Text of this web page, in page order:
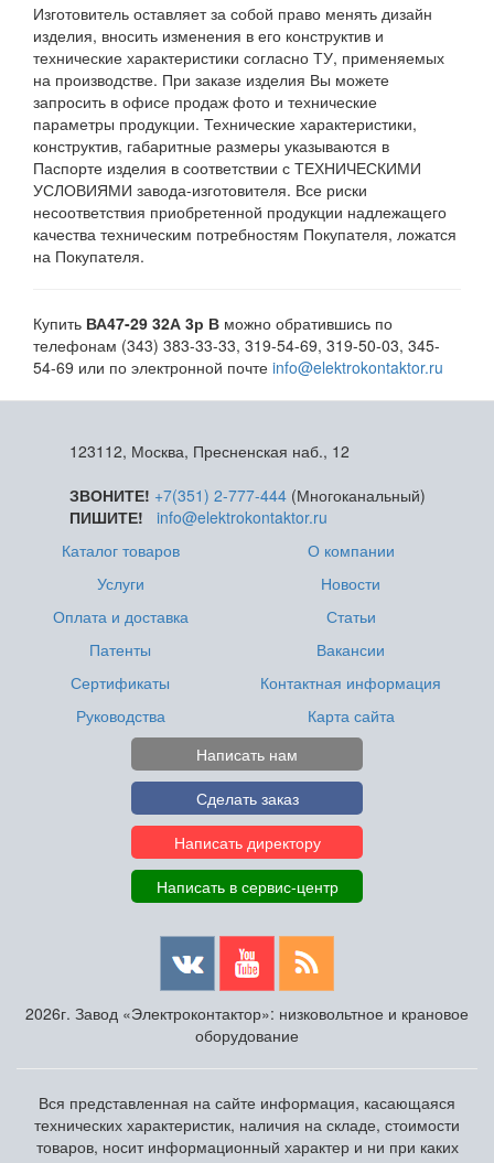
Изготовитель оставляет за собой право менять дизайн
изделия, вносить изменения в его конструктив и
технические характеристики согласно ТУ, применяемых
на производстве. При заказе изделия Вы можете
запросить в офисе продаж фото и технические
параметры продукции. Технические характеристики,
конструктив, габаритные размеры указываются в
Паспорте изделия в соответствии с ТЕХНИЧЕСКИМИ
УСЛОВИЯМИ завода-изготовителя. Все риски
несоответствия приобретенной продукции надлежащего
качества техническим потребностям Покупателя, ложатся
на Покупателя.
Купить ВА47-29 32А 3р В можно обратившись по
телефонам (343) 383-33-33, 319-54-69, 319-50-03, 345-
54-69 или по электронной почте info@elektrokontaktor.ru
123112, Москва, Пресненская наб., 12
ЗВОНИТЕ! +7(351) 2-777-444(Многоканальный)
ПИШИТЕ!
info@elektrokontaktor.ru
Каталог товаров
Услуги
Оплата и доставка
Патенты
Сертификаты
Руководства
О компании
Новости
Статьи
Вакансии
Контактная информация
Карта сайта
Написать нам
Сделать заказ
Написать директору
Написать в сервис-центр
2026г. Завод «Электроконтактор»: низковольтное и крановое
оборудование
Вся представленная на сайте информация, касающаяся
технических характеристик, наличия на складе, стоимости
товаров, носит информационный характер и ни при каких